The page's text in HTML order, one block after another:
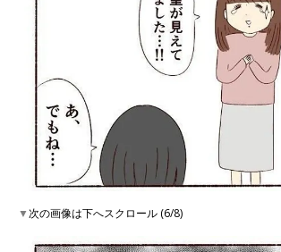
▼次の画像は下へスクロール (6/8)